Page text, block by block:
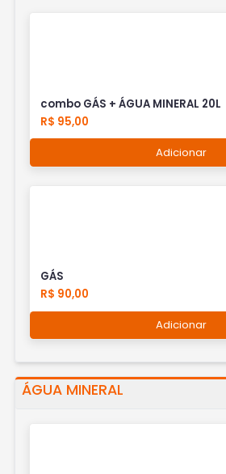
combo GÁS + ÁGUA MINERAL 20L
R$ 95,00
Adicionar
GÁS
R$ 90,00
Adicionar
ÁGUA MINERAL